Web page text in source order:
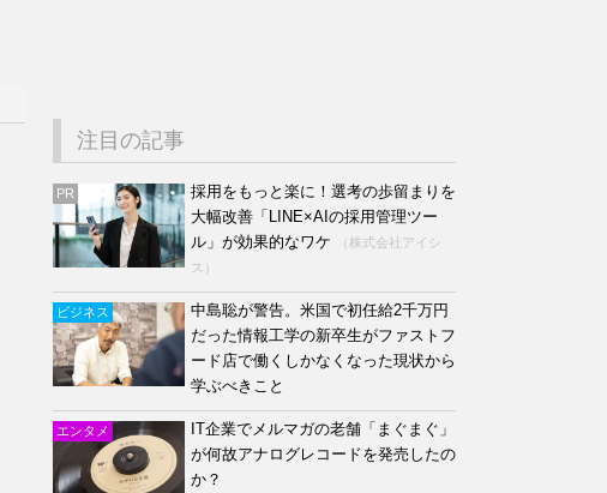
注目の記事
PR
採用をもっと楽に！選考の歩留まりを
大幅改善「LINE×AIの採用管理ツー
ル」が効果的なワケ
（株式会社アイシ
ス）
ビジネス
中島聡が警告。米国で初任給2千万円
だった情報工学の新卒生がファストフ
ード店で働くしかなくなった現状から
学ぶべきこと
エンタメ
IT企業でメルマガの老舗「まぐまぐ」
が何故アナログレコードを発売したの
か？